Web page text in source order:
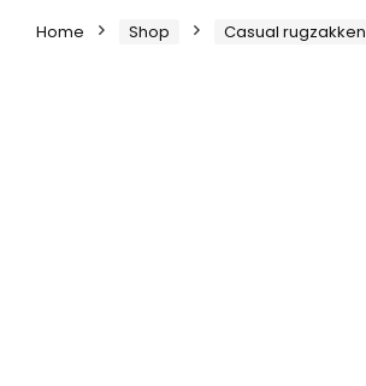
Home Shop Casual rugzakken